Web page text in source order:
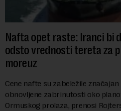
Nafta opet raste: Iranci bi
odsto vrednosti tereta za
moreuz
Cene nafte su zabeležile
obnovljene zabrinutosti oko
Ormuskog prolaza, prenosi